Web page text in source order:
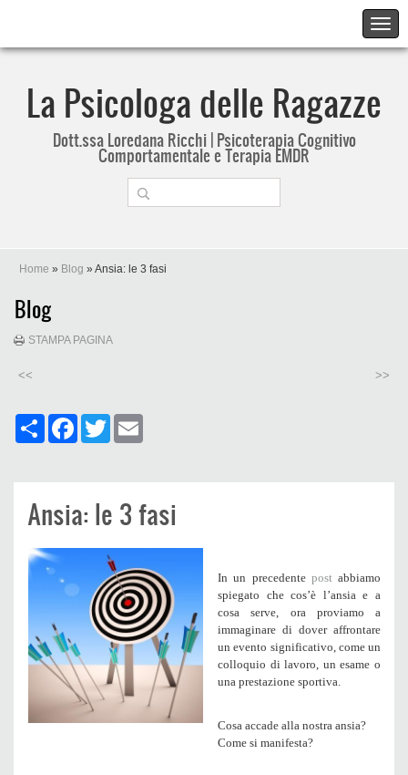
La Psicologa delle Ragazze
Dott.ssa Loredana Ricchi | Psicoterapia Cognitivo
Comportamentale e Terapia EMDR
Home » Blog » Ansia: le 3 fasi
Blog
STAMPA PAGINA
<< >>
Share FacebookTwitter
Ansia: le 3 fasi
In un precedente postabbiamo
spiegato che cos’è l’ansia e a
cosa serve, ora proviamo a
immaginare di dover affrontare
unevento significativo, come un
colloquio di lavoro, un esame o
una prestazione sportiva.
Cosa accade alla nostra ansia?
Come si manifesta?